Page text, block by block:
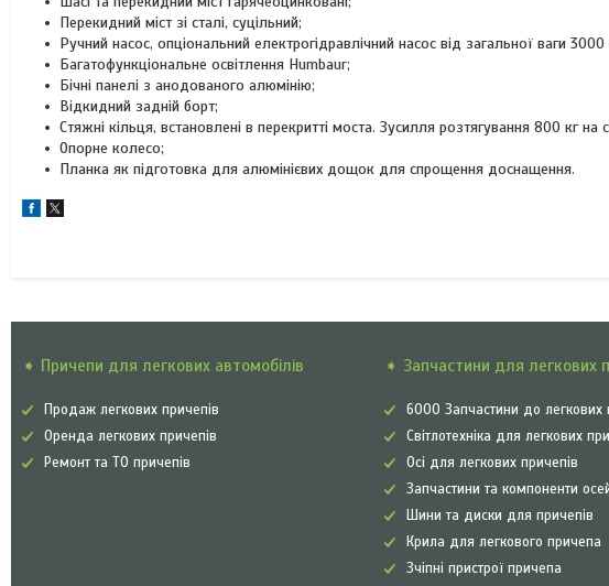
Перекидний міст зі сталі, суцільний;
Ручний насос, опціональний електрогідравлічний насос від загальної ваги
Багатофункціональне освітлення Humbaur;
Бічні панелі з анодованого алюмінію;
Відкидний задній борт;
Стяжні кільця, встановлені в перекритті моста. Зусилля розтягування 800 кг на
Опорне колесо;
Планка як підготовка для алюмінієвих дощок для спрощення доснащення.
➧ Причепи для легкових автомобілів
Продаж легкових причепів
Оренда легкових причепів
Ремонт та ТО причепів
➧ Запчастини для легкових
6000 Запчастини до легкових
Світлотехніка для легкових
Осі для легкових причепів
Запчастини та компоненти
Шини та диски для причепів
Крила для легкового причепа
Зчіпні пристрої причепа